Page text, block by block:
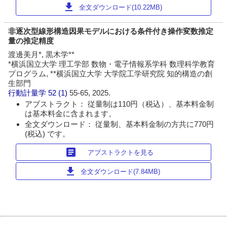
download 全文ダウンロード(10.22MB)
非逐次型線形構造因果モデルにおける条件付き操作変数推定
量の推定精度
渡邊美月*, 黒木学**
*横浜国立大学 理工学部 数物・電子情報系学科 数理科学教育
プログラム, **横浜国立大学 大学院工学研究院 知的構造の創
生部門
行動計量学 52 (1)55-65, 2025.
アブストラクト： 従量制は110円（税込）、基本料金制
は基本料金に含まれます。
全文ダウンロード： 従量制、基本料金制の方共に770円
(税込) です。
article アブストラクトを見る
download 全文ダウンロード(7.84MB)